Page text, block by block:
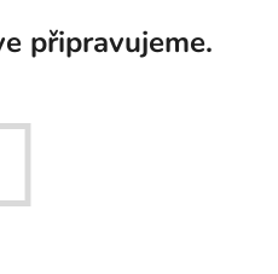
připravujeme.